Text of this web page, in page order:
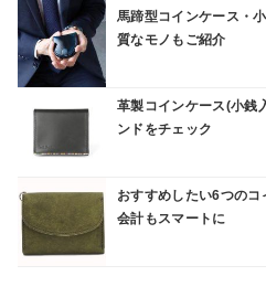
馬蹄型コインケース・
質なモノもご紹介
革製コインケース(小銭
ンドをチェック
おすすめしたい6つの
会計もスマートに